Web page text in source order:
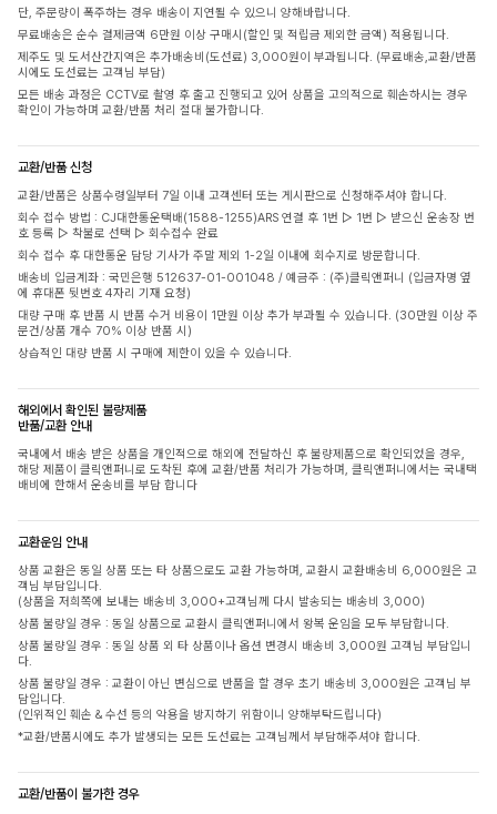
단, 주문량이 폭주하는 경우 배송이 지연될 수 있으니 양해바랍니다.
무료배송은 순수 결제금액 6만원 이상 구매시(할인 및 적립금 제외한 금액) 적용됩니다.
제주도 및 도서산간지역은 추가배송비(도선료) 3,000원이 부과됩니다. (무료배송,교환/반품
시에도 도선료는 고객님 부담)
모든 배송 과정은 CCTV로 촬영 후 출고 진행되고 있어 상품을 고의적으로 훼손하시는 경우
확인이 가능하며 교환/반품 처리 절대 불가합니다.
교환/반품 신청
교환/반품은 상품수령일부터 7일 이내 고객센터 또는 게시판으로 신청해주셔야 합니다.
회수 접수 방법 : CJ대한통운택배(1588-1255)ARS 연결 후 1번 ▷ 1번 ▷ 받으신 운송장 번
호 등록 ▷ 착불로 선택 ▷ 회수접수 완료
회수 접수 후 대한통운 담당 기사가 주말 제외 1-2일 이내에 회수지로 방문합니다.
배송비 입금계좌 : 국민은행 512637-01-001048 / 예금주 : (주)클릭앤퍼니 (입금자명 옆
에 휴대폰 뒷번호 4자리 기재 요청)
대량 구매 후 반품 시 반품 수거 비용이 1만원 이상 추가 부과될 수 있습니다. (30만원 이상 주
문건/상품 개수 70% 이상 반품 시)
상습적인 대량 반품 시 구매에 제한이 있을 수 있습니다.
해외에서 확인된 불량제품
반품/교환 안내
국내에서 배송 받은 상품을 개인적으로 해외에 전달하신 후 불량제품으로 확인되었을 경우,
해당 제품이 클릭앤퍼니로 도착된 후에 교환/반품 처리가 가능하며, 클릭앤퍼니에서는 국내택
배비에 한해서 운송비를 부담 합니다
교환운임 안내
상품 교환은 동일 상품 또는 타 상품으로도 교환 가능하며, 교환시 교환배송비 6,000원은 고
객님 부담입니다.
(상품을 저희쪽에 보내는 배송비 3,000+고객님께 다시 발송되는 배송비 3,000)
상품 불량일 경우 : 동일 상품으로 교환시 클릭앤퍼니에서 왕복 운임을 모두 부담합니다.
상품 불량일 경우 : 동일 상품 외 타 상품이나 옵션 변경시 배송비 3,000원 고객님 부담입니
다.
상품 불량일 경우 : 교환이 아닌 변심으로 반품을 할 경우 초기 배송비 3,000원은 고객님 부
담입니다.
(인위적인 훼손 & 수선 등의 악용을 방지하기 위함이니 양해부탁드립니다)
*교환/반품시에도 추가 발생되는 모든 도선료는 고객님께서 부담해주셔야 합니다.
교환/반품이 불가한 경우